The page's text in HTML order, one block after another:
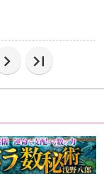
chevron_right last_page